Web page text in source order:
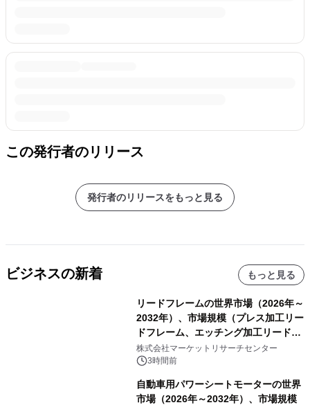
この発行者のリリース
発行者のリリースをもっと見る
ビジネスの新着 もっと見る
リードフレームの世界市場（2026年～
2032年）、市場規模（プレス加工リー
ドフレーム、エッチング加工リードフ
レーム）・分析レポートを発表
株式会社マーケットリサーチセンター
3時間前
自動車用パワーシートモーターの世界
市場（2026年～2032年）、市場規模